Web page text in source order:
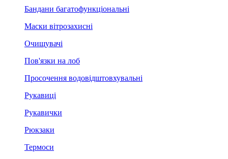
Бандани багатофункціональні
Маски вітрозахисні
Очищувачі
Пов'язки на лоб
Просочення водовідштовхувальні
Рукавиці
Рукавички
Рюкзаки
Термоси